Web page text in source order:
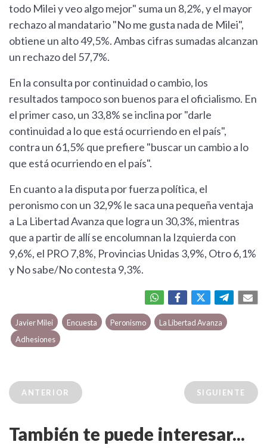
todo Milei y veo algo mejor" suma un 8,2%, y el mayor
rechazo al mandatario "No me gusta nada de Milei",
obtiene un alto 49,5%. Ambas cifras sumadas alcanzan
un rechazo del 57,7%.
En la consulta por continuidad o cambio, los
resultados tampoco son buenos para el oficialismo. En
el primer caso, un 33,8% se inclina por "darle
continuidad a lo que está ocurriendo en el país",
contra un 61,5% que prefiere "buscar un cambio a lo
que está ocurriendo en el país".
En cuanto a la disputa por fuerza política, el
peronismo con un 32,9% le saca una pequeña ventaja
a La Libertad Avanza que logra un 30,3%, mientras
que a partir de allí se encolumnan la Izquierda con
9,6%, el PRO 7,8%, Provincias Unidas 3,9%, Otro 6,1%
y No sabe/No contesta 9,3%.
Javier Milei Encuesta Peronismo
La Libertad Avanza
Adhesiones
ANTERIOR SIGUIENTE
También te puede interesar...